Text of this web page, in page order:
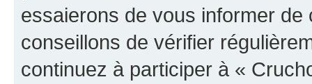
essaierons de vous informer
conseillons de vérifier
continuez à participer à «